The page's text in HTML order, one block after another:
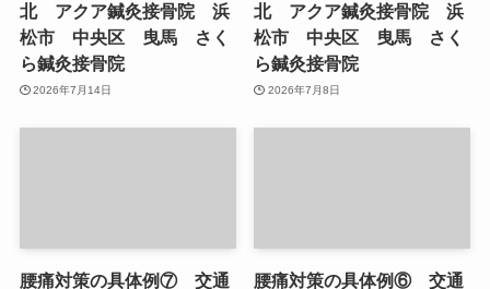
北 アクア鍼灸接骨院 浜
松市 中央区 曳馬 さく
ら鍼灸接骨院
2026年7月14日
北 アクア鍼灸接骨院 浜
松市 中央区 曳馬 さく
ら鍼灸接骨院
2026年7月8日
腰痛対策の具体例⑦ 交通
腰痛対策の具体例⑥ 交通